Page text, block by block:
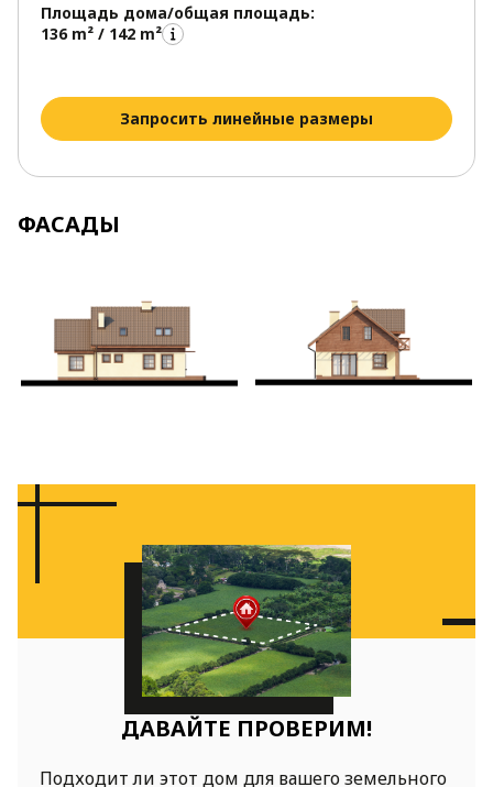
Площадь дома/общая площадь:
136 m² / 142 m²
Запросить линейные размеры
ФАСАДЫ
ДАВАЙТЕ ПРОВЕРИМ!
Подходит ли этот дом для вашего земельного